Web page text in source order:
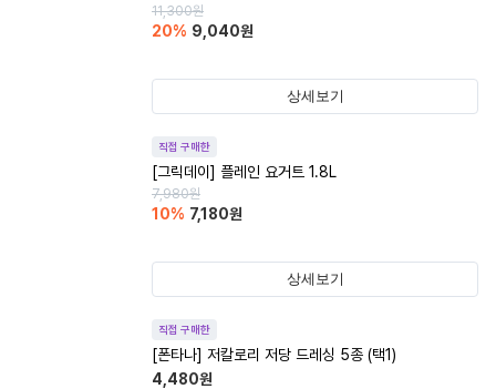
11,300원
20% 9,040원
상세보기
직접 구매한
[그릭데이] 플레인 요거트 1.8L
7,980원
10% 7,180원
상세보기
직접 구매한
[폰타나] 저칼로리 저당 드레싱 5종 (택1)
4,480원